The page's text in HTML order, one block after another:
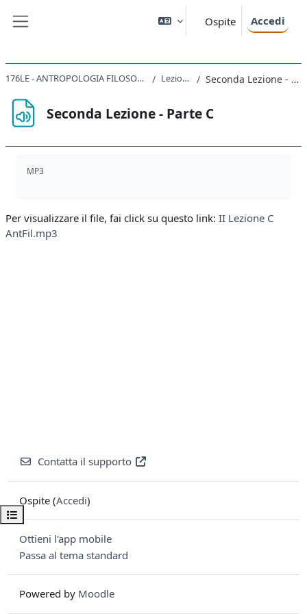
Ospite Accedi
Apri indice del corso
176LE - ANTROPOLOGIA FILOSOFICA 2019 Lezione II Seconda Lezione - Parte C
Seconda Lezione - Parte C
MP3
Per visualizzare il file, fai click su questo link: II Lezione C
AntFil.mp3
Contatta il supporto
Ospite (Accedi)
Ottieni l'app mobile
Passa al tema standard
Powered by Moodle